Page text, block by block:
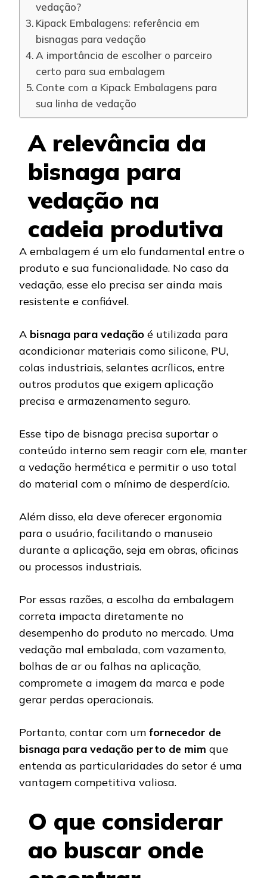
vedação?
Kipack Embalagens: referência em
bisnagas para vedação
A importância de escolher o parceiro
certo para sua embalagem
Conte com a Kipack Embalagens para
sua linha de vedação
A relevância da
bisnaga para
vedação na
cadeia produtiva
A embalagem é um elo fundamental entre o
produto e sua funcionalidade. No caso da
vedação, esse elo precisa ser ainda mais
resistente e confiável.
A bisnaga para vedação é utilizada para
acondicionar materiais como silicone, PU,
colas industriais, selantes acrílicos, entre
outros produtos que exigem aplicação
precisa e armazenamento seguro.
Esse tipo de bisnaga precisa suportar o
conteúdo interno sem reagir com ele, manter
a vedação hermética e permitir o uso total
do material com o mínimo de desperdício.
Além disso, ela deve oferecer ergonomia
para o usuário, facilitando o manuseio
durante a aplicação, seja em obras, oficinas
ou processos industriais.
Por essas razões, a escolha da embalagem
correta impacta diretamente no
desempenho do produto no mercado. Uma
vedação mal embalada, com vazamento,
bolhas de ar ou falhas na aplicação,
compromete a imagem da marca e pode
gerar perdas operacionais.
Portanto, contar com um fornecedor de
bisnaga para vedação perto de mim que
entenda as particularidades do setor é uma
vantagem competitiva valiosa.
O que considerar
ao buscar onde